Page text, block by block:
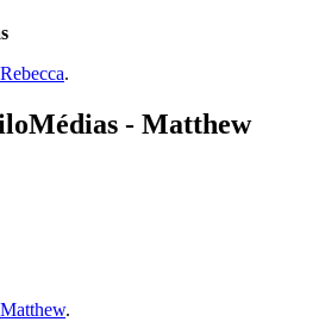
.
- Matthew
.